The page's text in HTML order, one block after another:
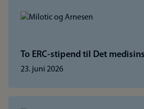
To ERC-stipend til Det
23. juni 2026